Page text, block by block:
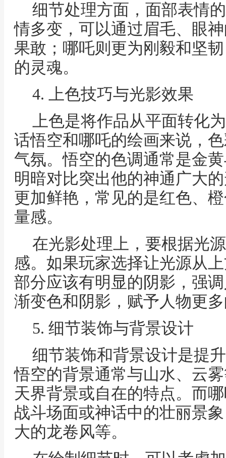
细节处理方面，面部表情
情多变，可以通过眉毛、眼
果敢；哪吒则更为刚毅和坚
的灵魂。
4. 上色技巧与光影效果
上色是将作品从平面转化
话悟空和哪吒的绘画来说，
气氛。悟空的色调通常是金
明暗对比突出他的神通广大
更加鲜艳，常见的是红色、
量感。
在光影处理上，要根据光
感。如果玩家选择让光源从
部分应该有明显的阴影，强
渐变色和阴影，赋予人物更
5. 细节装饰与背景设计
细节装饰和背景设计是提
悟空的背景通常与山水、云
天界背景或自在的特点。而
战斗场面或神话中的壮丽景
大的龙卷风等。